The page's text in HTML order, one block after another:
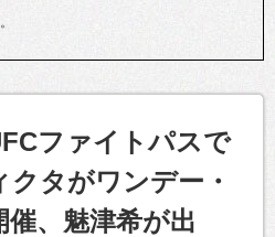
ファイトパスで
タがワンデー・
、魅津希が出